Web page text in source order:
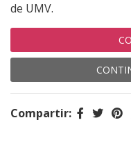
de UMV.
Compartir: